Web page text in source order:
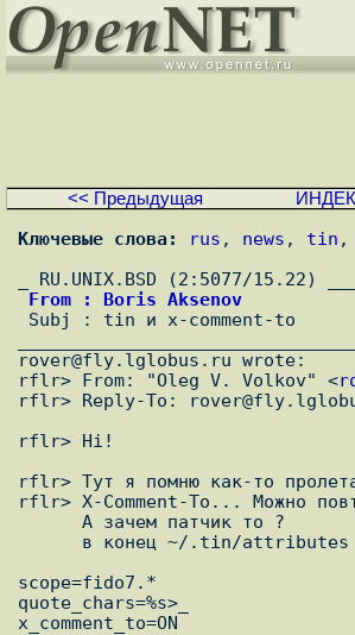
<< Предыдущая
Ключевые слова: rus , news , tin ,
From : Boris Aksenov
rover@fly.lglobus.ru wrote:
rflr> From: "Oleg V. Volkov" <
rflr> Reply-To:
rflr> Hi!
rflr> Тут я помню как-то
rflr> X-Comment-To... Можно
scope=fido7.*
quote_chars=%s>_
x_comment_to=ON